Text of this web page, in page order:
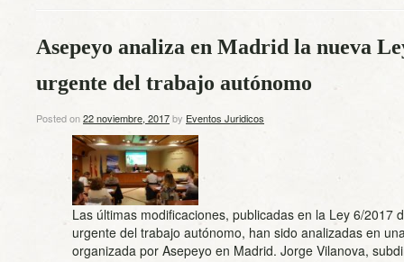
Asepeyo analiza en Madrid la nueva
urgente del trabajo autónomo
Posted on22 noviembre, 2017by Eventos Juridicos
Las últimas modificaciones, publicadas en la Ley 6/2017
urgente del trabajo autónomo, han sido analizadas en
organizada por Asepeyo en Madrid. Jorge Vilanova,